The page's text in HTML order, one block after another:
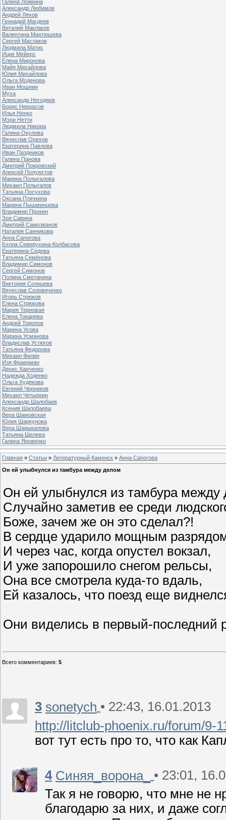
Галина Ложкина
Александр Любимов
Андрей Ляхов
Геннадий Магдеев
Виталий Маклаков
Валентина Мартюшева
Сергей Маслаков
Людмила Матис
Ицик Мейерс
Елена Миронова
Майя Михайлова
Юлия Михайлова
Ольга Моденова
Иван Мошнин
Муха
Александр Негодяев
Борис Некрасов
Илья Ненко
Мэри Нетти
Людмила Никора
Галина Окулова
Вячеслав Орехов
Екатерина Павлова
Иван Паздников
Галина Панова
Дмитрий Покровский
Алексей Полуяхтов
Марина Полыгалова
Михаил Полыгалов
Татьяна Посухова
Оксана Птичкина
Марина Пышминцева
Владимир Прокин
Зоя Савина
Дмитрий Самозванов
Наталия Санникова
Анна Сапогова
Бэлла Северухина-Колбасова
Екатерина Седова
Татьяна Семёнова
Владимир Симонов
Сергей Симонов
Полина Сметанина
Виктория Солнцева
Вячеслав Соловиченко
Игорь Стрюков
Елена Стрюкова
Мария Терновая
Елена Токарева
Андрей Торопов
Марина Усова
Марина Усманова
Владислав Устюгов
Татьяна Федорова
Михаил Филин
Изя Фраерман
Денис Харченко
Надежда Ходенко
Ольга Худякова
Евгений Черников
Михаил Четыркин
Александр Шалобаев
Ксения Шалобаева
Вера Шамовская
Юлия Шаркунова
Вера Шарыкалова
Татьяна Щелева
Галина Яровенко
Главная » Статьи » Литературный Каменск » Анна Сапогова
Он ей улыбнулся из тамбура между делом
Он ей улыбнулся из тамбура между
Случайно заметив ее среди
Боже, зачем же он это сделал?!
В сердце ударило мощным
И через час, когда опустел вокзал,
И уже запорошило снегом рельсы,
Она все смотрела куда-то вдаль,
Ей казалось, что поезд еще
Они виделись в первый-последний
Всего комментариев: 5
3 sonetych • 22:43, 16.01.2013
http://litclub-phoenix.ru/forum/9-
вот тут есть про то, что как
4 Синяя_ворона_
• 23:01,
Так я не говорю, что мне не
благодарю за них, и даже